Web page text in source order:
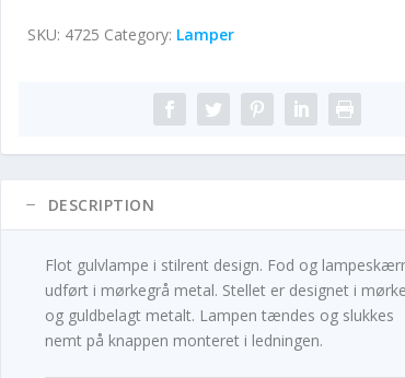
SKU: 4725 Category: Lamper
DESCRIPTION
Flot gulvlampe i stilrent design. Fod og
udført i mørkegrå metal. Stellet er designet i
og guldbelagt metalt. Lampen tændes og slukkes
nemt på knappen monteret i ledningen.